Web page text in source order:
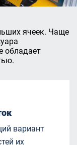
ячеек. Чаще
обладает
вариант
их